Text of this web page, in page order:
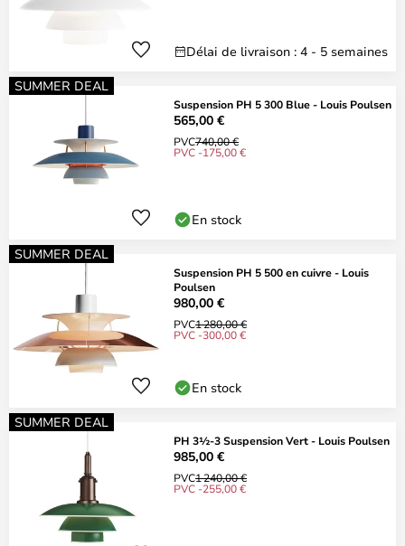
Délai de livraison : 4 - 5 semaines
SUMMER DEAL
Suspension PH 5 300 Blue - Louis Poulsen
565,00 €
PVC740,00 €
PVC -175,00 €
En stock
SUMMER DEAL
Suspension PH 5 500 en cuivre - Louis
Poulsen
980,00 €
PVC1 280,00 €
PVC -300,00 €
En stock
SUMMER DEAL
PH 3½-3 Suspension Vert - Louis Poulsen
985,00 €
PVC1 240,00 €
PVC -255,00 €